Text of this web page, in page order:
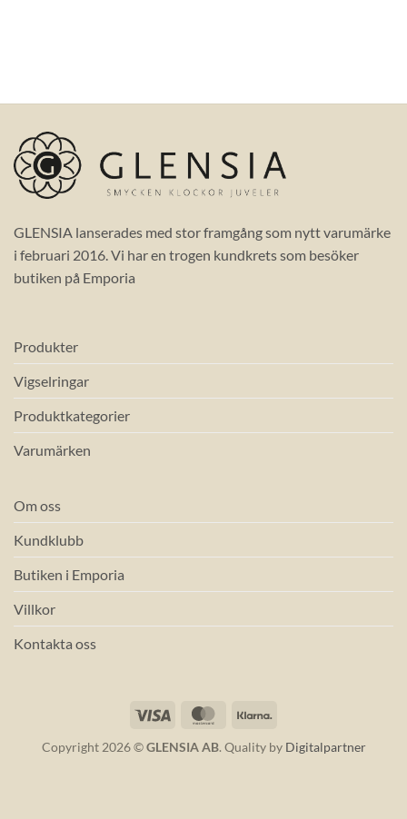
GLENSIA lanserades med stor framgång som nytt varumärke
i februari 2016. Vi har en trogen kundkrets som besöker
butiken på Emporia
Produkter
Vigselringar
Produktkategorier
Varumärken
Om oss
Kundklubb
Butiken i Emporia
Villkor
Kontakta oss
Visa MasterCard
Copyright 2026 ©GLENSIA AB. Quality by Digitalpartner